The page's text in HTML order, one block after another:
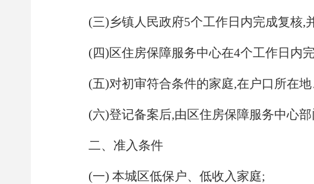
(三)乡镇人民政府5个工作日内完成复核,
(四)区住房保障服务中心在4个工作日内
(五)对初审符合条件的家庭,在户口所在
(六)登记备案后,由区住房保障服务中心
二、准入条件
(一) 本城区低保户、低收入家庭;